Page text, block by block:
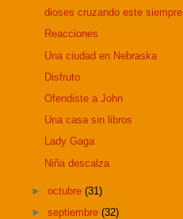
dioses cruzando este siempre
Reacciones
Una ciudad en Nebraska
Disfruto
Ofendiste a John
Una casa sin libros
Lady Gaga
Niña descalza
►octubre(31)
►septiembre(32)